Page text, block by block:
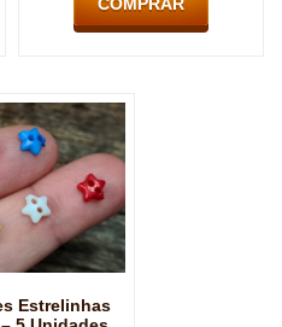
Estrelinhas